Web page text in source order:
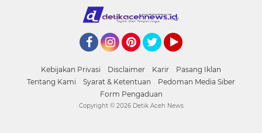
Kebijakan Privasi Disclaimer Karir
Pasang Iklan
Tentang Kami
Syarat & Ketentuan
Pedoman Media Siber
Form Pengaduan
Copyright © 2026 Detik Aceh News